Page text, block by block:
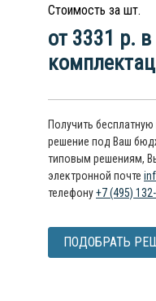
Стоимость за шт.
от 3331 р.
Получить
решение под Ваш
типовым решениям,
электронной почте
телефону+7 (495)
ПОДОБРАТЬ